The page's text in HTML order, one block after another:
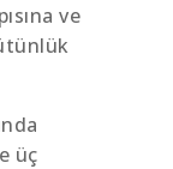
ve
üç